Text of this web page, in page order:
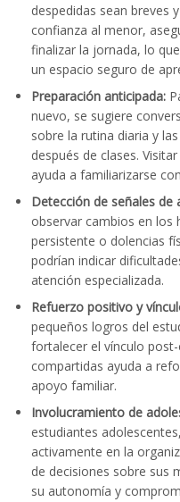
despedidas sean breves
confianza al menor,
finalizar la jornada, lo
un espacio seguro de
Preparación anticipada:
nuevo, se sugiere
sobre la rutina diaria y
después de clases.
ayuda a familiarizarse
Detección de señales de
observar cambios en los
persistente o dolencias
podrían indicar
atención especializada.
Refuerzo positivo y
pequeños logros del
fortalecer el vínculo
compartidas ayuda a
apoyo familiar.
Involucramiento de
estudiantes
activamente en la
de decisiones sobre sus
su autonomía y